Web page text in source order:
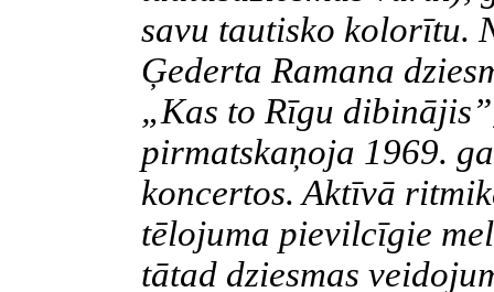
savu tautisko kolorītu.
Ģederta Ramana
„Kas to Rīgu
pirmatskaņoja 1969.
koncertos. Aktīvā
tēlojuma pievilcīgie
tātad dziesmas